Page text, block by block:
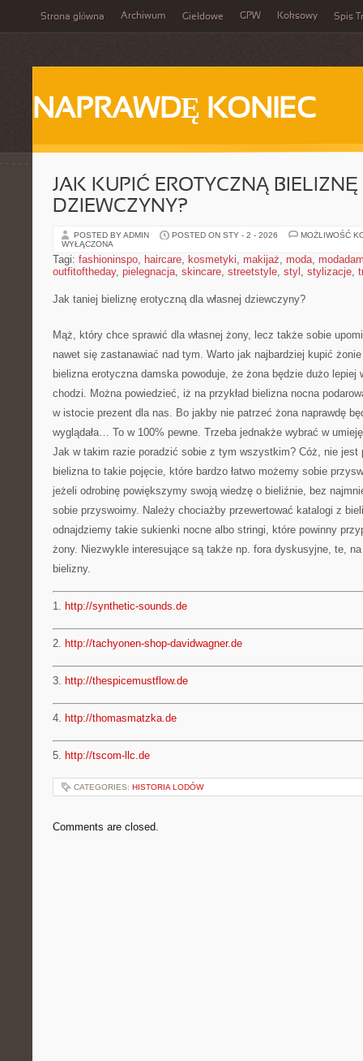
Strona główna Archiwum Giełdowe GPW Koksowy Spis
NAPRAWDĘ KONIEC
JAK KUPIĆ EROTYCZNĄ
DZIEWCZYNY?
POSTED BY ADMIN POSTED ON STY - 2 - 2026
MOŻLIWOŚĆ
WYŁĄCZONA
Tagi: fashioninspo, haircare, kosmetyki, makijaż, moda,
outfitoftheday, pielegnacja, skincare, streetstyle, styl , stylizacje,
Jak taniej bieliznę erotyczną dla własnej dziewczyny?
Mąż, który chce sprawić dla własnej żony, lecz także sobie
nawet się zastanawiać nad tym. Warto jak najbardziej kupić
bielizna erotyczna damska powoduje, że żona będzie dużo lepiej
chodzi. Można powiedzieć, iż na przykład bielizna nocna
w istocie prezent dla nas. Bo jakby nie patrzeć żona naprawdę
wyglądała… To w 100% pewne. Trzeba jednakże wybrać w
Jak w takim razie poradzić sobie z tym wszystkim? Cóż, nie jest
bielizna to takie pojęcie, które bardzo łatwo możemy sobie
jeżeli odrobinę powiększymy swoją wiedzę o bieliźnie, bez
sobie przyswoimy. Należy chociażby przewertować katalogi z
odnajdziemy takie sukienki nocne albo stringi, które powinny
żony. Niezwykle interesujące są także np. fora dyskusyjne, te,
bielizny.
1. http://synthetic-sounds.de
2. http://tachyonen-shop-davidwagner.de
3. http://thespicemustflow.de
4. http://thomasmatzka.de
5. http://tscom-llc.de
CATEGORIES: HISTORIA LODÓW
Comments are closed.